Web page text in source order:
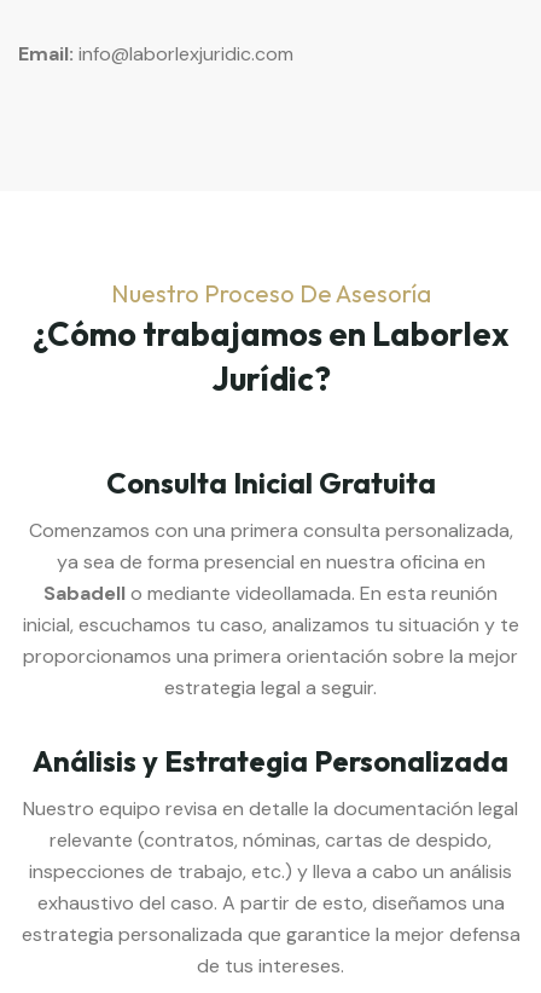
Email: info@laborlexjuridic.com
Nuestro Proceso De Asesoría
¿Cómo trabajamos en Laborlex
Jurídic?
Consulta Inicial Gratuita
Comenzamos con una primera consulta personalizada,
ya sea de forma presencial en nuestra oficina en
Sabadello mediante videollamada. En esta reunión
inicial, escuchamos tu caso, analizamos tu situación y te
proporcionamos una primera orientación sobre la mejor
estrategia legal a seguir.
Análisis y Estrategia Personalizada
Nuestro equipo revisa en detalle la documentación legal
relevante (contratos, nóminas, cartas de despido,
inspecciones de trabajo, etc.) y lleva a cabo un análisis
exhaustivo del caso. A partir de esto, diseñamos una
estrategia personalizada que garantice la mejor defensa
de tus intereses.